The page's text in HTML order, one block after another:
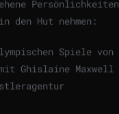
Persönlichkeiten
den Hut nehmen:
Spiele von
Ghislaine Maxwell